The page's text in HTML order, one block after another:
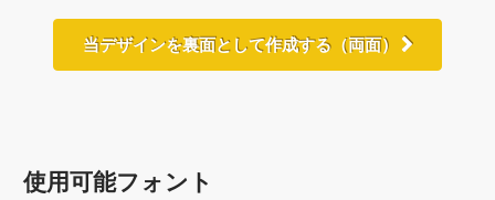
当デザインを裏面として作成する（両面）
使用可能フォント